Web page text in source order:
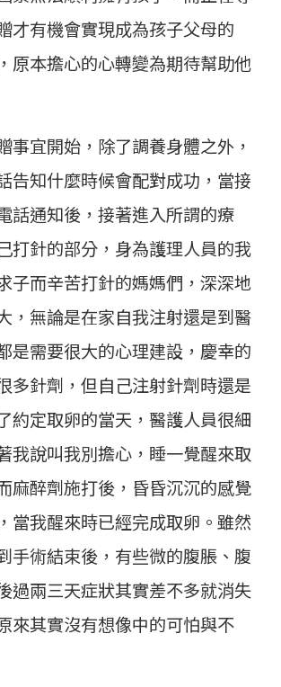
才有機會實現成為孩子父母的
原本擔心的心轉變為期待幫助他
事宜開始，除了調養身體之外，
告知什麼時候會配對成功，當接
話通知後，接著進入所謂的療
打針的部分，身為護理人員的我
子而辛苦打針的媽媽們，深深地
，無論是在家自我注射還是到醫
是需要很大的心理建設，慶幸的
多針劑，但自己注射針劑時還是
約定取卵的當天，醫護人員很細
我說叫我別擔心，睡一覺醒來取
麻醉劑施打後，昏昏沉沉的感覺
當我醒來時已經完成取卵。雖然
手術結束後，有些微的腹脹、腹
過兩三天症狀其實差不多就消失
來其實沒有想像中的可怕與不